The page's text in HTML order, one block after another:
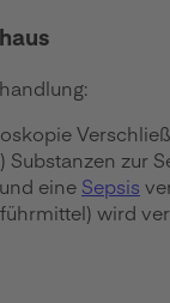
zur
eine Sepsis
wird